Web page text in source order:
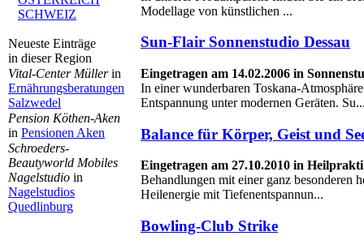
SCHWEIZ
Neueste Einträge
in dieser Region
Vital-Center Müllerin
Ernährungsberatungen
Salzwedel
Pension Köthen-Aken
in Pensionen Aken
Schroeders-
Beautyworld Mobiles
Nagelstudio in
Nagelstudios
Quedlinburg
Modellage von künstlichen ...
Sun-Flair Sonnenstudio Dessau
Eingetragen am 14.02.2006 in
In einer wunderbaren Toskana-
Entspannung unter modernen Geräten.
Balance für Körper, Geist und
Eingetragen am 27.10.2010 in
Behandlungen mit einer ganz besonderen
Heilenergie mit Tiefenentspannun...
Bowling-Club Strike